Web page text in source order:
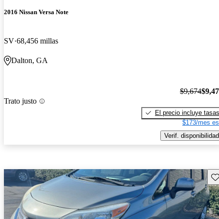
2016 Nissan Versa Note
SV 68,456 millas
Dalton, GA
Trato justo
$9,674
El precio incluye tasas
$173/mes
Verif. disponibilidad